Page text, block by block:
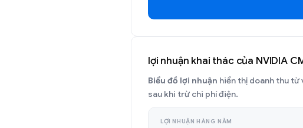
lợi nhuận khai thác của NVIDIA
Biểu đồ lợi nhuận hiển thị doanh thu từ
sau khi trừ chi phí điện.
LỢI NHUẬN HÀNG NĂM